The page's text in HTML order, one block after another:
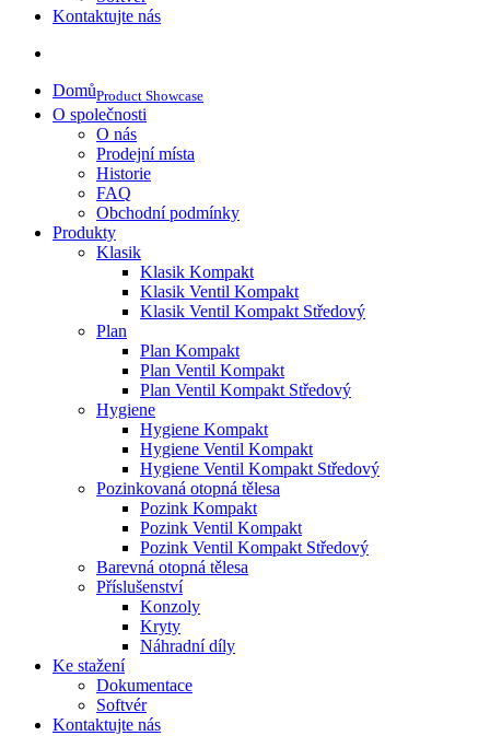
Kontaktujte nás
DomůProduct Showcase
O společnosti
O nás
Prodejní místa
Historie
FAQ
Obchodní podmínky
Produkty
Klasik
Klasik Kompakt
Klasik Ventil Kompakt
Klasik Ventil Kompakt Středový
Plan
Plan Kompakt
Plan Ventil Kompakt
Plan Ventil Kompakt Středový
Hygiene
Hygiene Kompakt
Hygiene Ventil Kompakt
Hygiene Ventil Kompakt Středový
Pozinkovaná otopná tělesa
Pozink Kompakt
Pozink Ventil Kompakt
Pozink Ventil Kompakt Středový
Barevná otopná tělesa
Příslušenství
Konzoly
Kryty
Náhradní díly
Ke stažení
Dokumentace
Softvér
Kontaktujte nás